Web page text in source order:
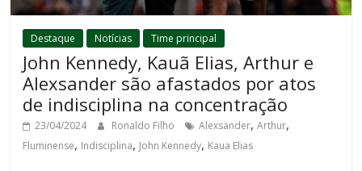
Destaque Notícias Time principal
John Kennedy, Kauã Elias, Arthur e
Alexsander são afastados por atos
de indisciplina na concentração
23/04/2024 Ronaldo Filho Alexsander,Arthur,
Fluminense, Indisciplina, John Kennedy, Kaua Elias